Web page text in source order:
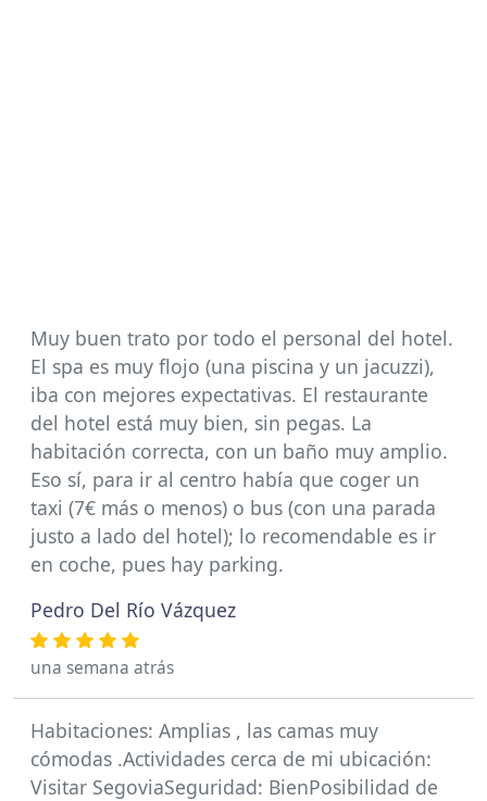
Muy buen trato por todo el personal del hotel.
El spa es muy flojo (una piscina y un jacuzzi),
iba con mejores expectativas. El restaurante
del hotel está muy bien, sin pegas. La
habitación correcta, con un baño muy amplio.
Eso sí, para ir al centro había que coger un
taxi (7€ más o menos) o bus (con una parada
justo a lado del hotel); lo recomendable es ir
en coche, pues hay parking.
Pedro Del Río Vázquez
una semana atrás
Habitaciones: Amplias , las camas muy
cómodas .Actividades cerca de mi ubicación:
Visitar SegoviaSeguridad: BienPosibilidad de